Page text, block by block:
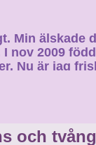
Min älskade
nov 2009
Nu är jag
och